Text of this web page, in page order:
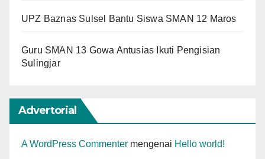
UPZ Baznas Sulsel Bantu Siswa SMAN 12 Maros
Guru SMAN 13 Gowa Antusias Ikuti Pengisian
Sulingjar
Advertorial
A WordPress Commenter mengenai Hello world!